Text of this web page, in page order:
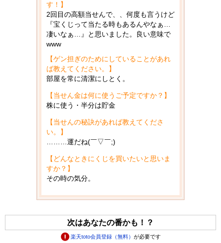
す！】
2回目の高額当せんで、、何度も言うけど
『宝くじって当たる時もあるんやなぁ…
凄いなぁ…』と思いました。良い意味で
www
【ゲン担ぎのためにしていることがあれ
ば教えてください。】
部屋を常に清潔にしとく。
【当せん金は何に使うご予定ですか？】
株に使う・半分は貯金
【当せんの秘訣があれば教えてくださ
い。】
………運だね(￣▽￣;)
【どんなときにくじを買いたいと思いま
すか？】
その時の気分。
次はあなたの番かも！？
楽天toto会員登録（無料） が必要です